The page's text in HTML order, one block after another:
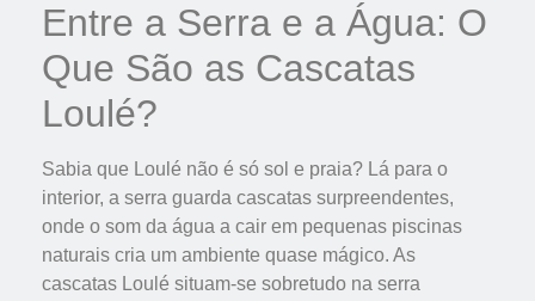
Entre a Serra e a Água: O
Que São as Cascatas
Loulé?
Sabia que Loulé não é só sol e praia? Lá para o
interior, a serra guarda cascatas surpreendentes,
onde o som da água a cair em pequenas piscinas
naturais cria um ambiente quase mágico. As
cascatas Loulé situam-se sobretudo na serra